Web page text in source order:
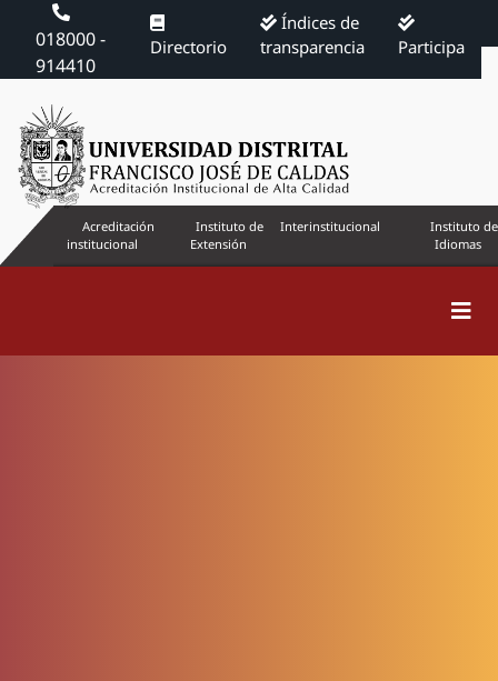
018000 -
914410
Directorio
Índices de
transparencia
Participa
Acreditación
institucional
Instituto de
Extensión
Interinstitucional
Instituto de
Idiomas